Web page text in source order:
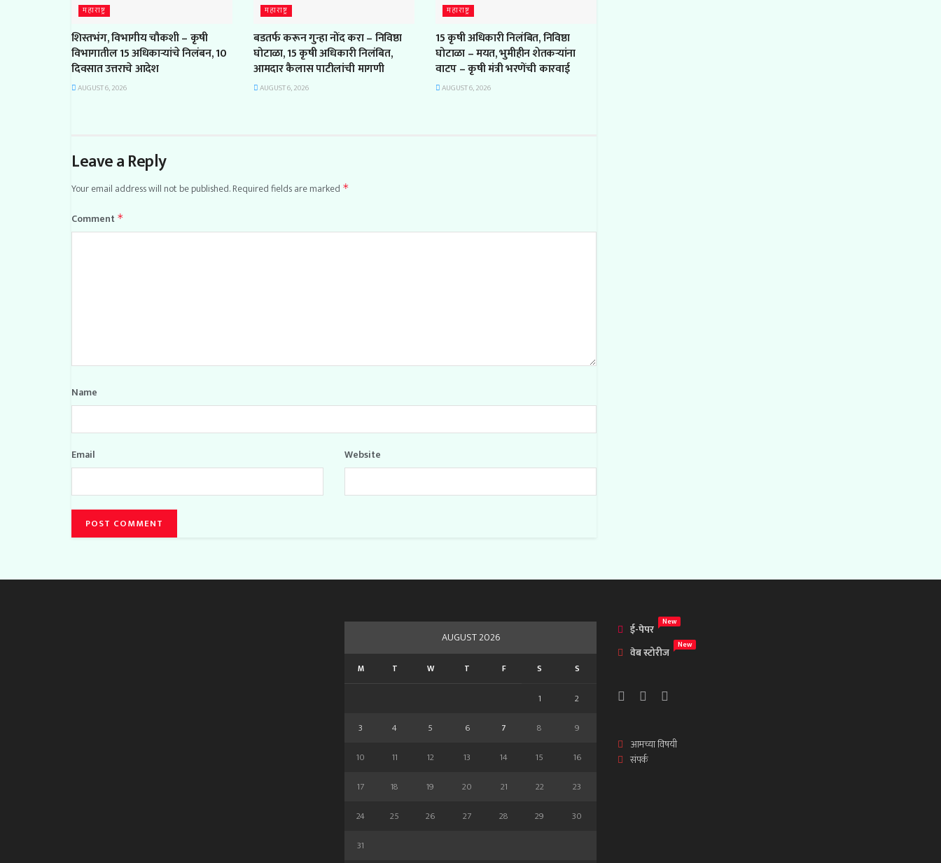
महाराष्ट्र
शिस्तभंग, विभागीय चौकशी – कृषी
विभागातील 15 अधिकाऱ्यांचे निलंबन, 10
दिवसात उत्तराचे आदेश
AUGUST 6, 2026
महाराष्ट्र
बडतर्फ करून गुन्हा नोंद करा – निविष्ठा
घोटाळा, 15 कृषी अधिकारी निलंबित,
आमदार कैलास पाटीलांची मागणी
AUGUST 6, 2026
महाराष्ट्र
15 कृषी अधिकारी निलंबित, निविष्ठा
घोटाळा – मयत, भुमीहीन शेतकऱ्यांना
वाटप – कृषी मंत्री भरणेंची कारवाई
AUGUST 6, 2026
Leave a Reply
Your email address will not be published.Required fields are marked *
Comment *
Name
Email Website
AUGUST 2026
M T W T F S S
1
2
3
4 5 6 7 8
9
10
11 12 13 14 15
16
17
18 19 20 21 22
23
24
25 26 27 28 29
30
31
ई-पेपर New
वेब स्टोरीज New
आमच्या विषयी
संपर्क